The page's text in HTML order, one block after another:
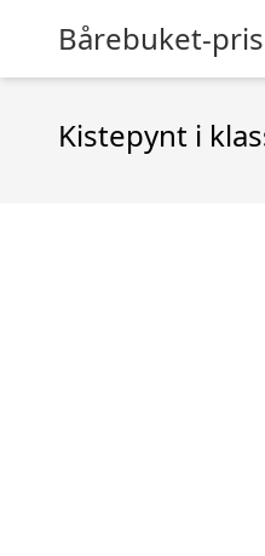
Bårebuket-
Kistepynt i